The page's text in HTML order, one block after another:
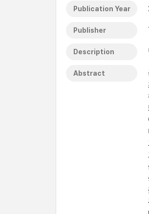
Publication Year
Publisher
Description
Abstract